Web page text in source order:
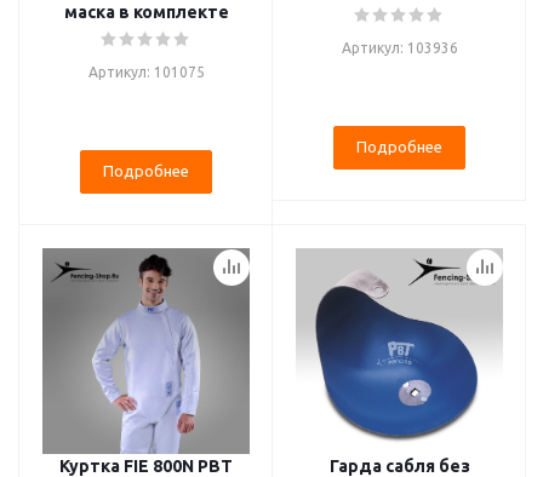
маска в комплекте
Артикул: 101075
Подробнее
Артикул: 103936
Подробнее
Куртка FIE 800N PBT
Гарда сабля без